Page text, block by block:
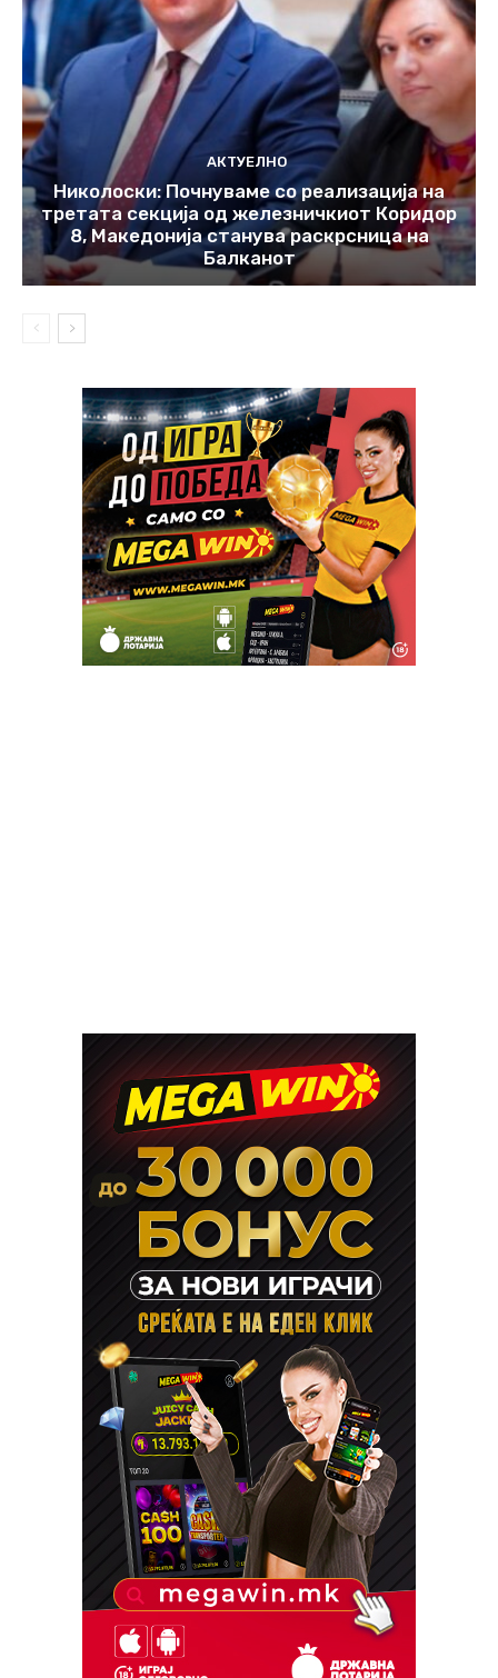
АКТУЕЛНО
Николоски: Почнуваме со реализација на
третата секција од железничкиот Коридор
8, Македонија станува раскрсница на
Балканот